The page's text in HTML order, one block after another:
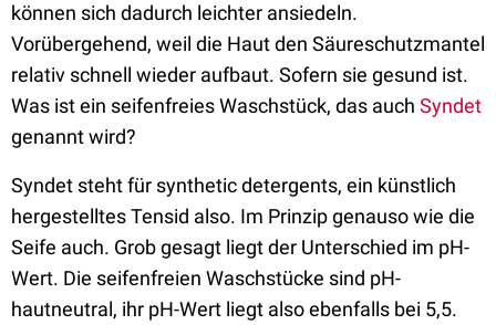
können sich dadurch leichter ansiedeln.
Vorübergehend, weil die Haut den Säureschutzmantel
relativ schnell wieder aufbaut. Sofern sie gesund ist.
Was ist ein seifenfreies Waschstück, das auch Syndet
genannt wird?
Syndet steht für synthetic detergents, ein künstlich
hergestelltes Tensid also. Im Prinzip genauso wie die
Seife auch. Grob gesagt liegt der Unterschied im pH-
Wert. Die seifenfreien Waschstücke sind pH-
hautneutral, ihr pH-Wert liegt also ebenfalls bei 5,5.